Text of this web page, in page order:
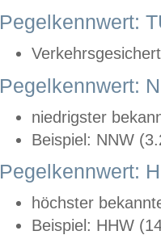
Pegelkennwert:
Pegelkennwert:
niedrigster
Beispiel: NNW
Pegelkennwert:
höchster
Beispiel: HHW